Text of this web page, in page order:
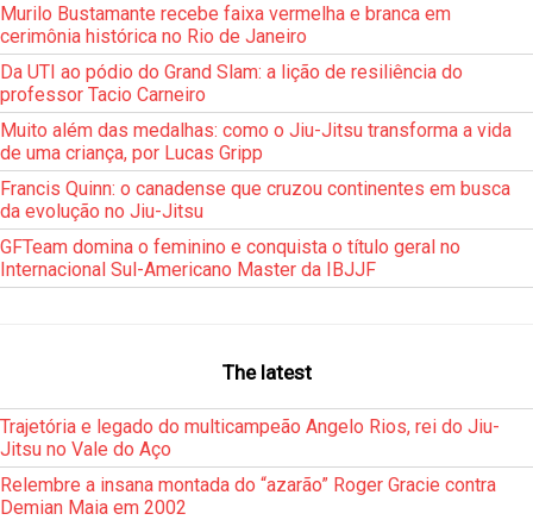
Murilo Bustamante recebe faixa vermelha e branca em
cerimônia histórica no Rio de Janeiro
Da UTI ao pódio do Grand Slam: a lição de resiliência do
professor Tacio Carneiro
Muito além das medalhas: como o Jiu-Jitsu transforma a vida
de uma criança, por Lucas Gripp
Francis Quinn: o canadense que cruzou continentes em busca
da evolução no Jiu-Jitsu
GFTeam domina o feminino e conquista o título geral no
Internacional Sul-Americano Master da IBJJF
The latest
Trajetória e legado do multicampeão Angelo Rios, rei do Jiu-
Jitsu no Vale do Aço
Relembre a insana montada do “azarão” Roger Gracie contra
Demian Maia em 2002